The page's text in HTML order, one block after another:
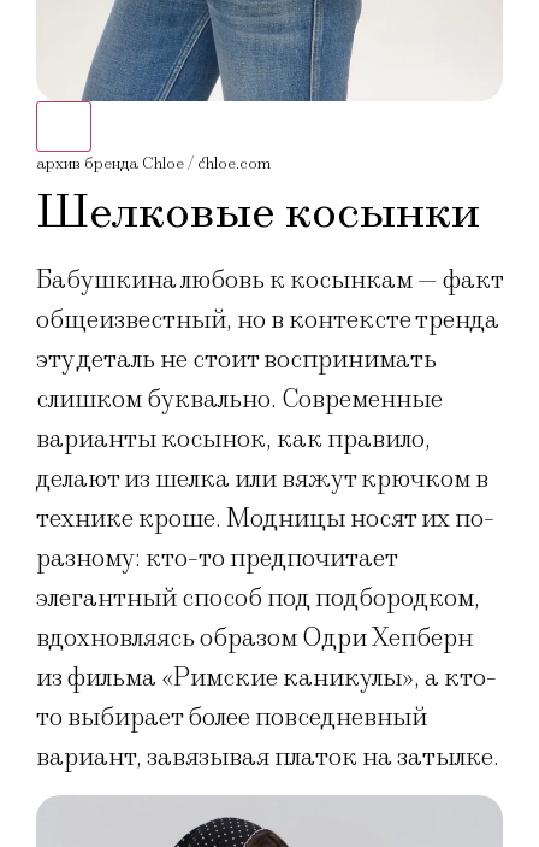
архив бренда Chloe / chloe.com
Шелковые косынки
Бабушкина любовь к косынкам — факт
общеизвестный, но в контексте тренда
эту деталь не стоит воспринимать
слишком буквально. Современные
варианты косынок, как правило,
делают из шелка или вяжут крючком в
технике кроше. Модницы носят их по-
разному: кто-то предпочитает
элегантный способ под подбородком,
вдохновляясь образом Одри Хепберн
из фильма «Римские каникулы», а кто-
то выбирает более повседневный
вариант, завязывая платок на затылке.